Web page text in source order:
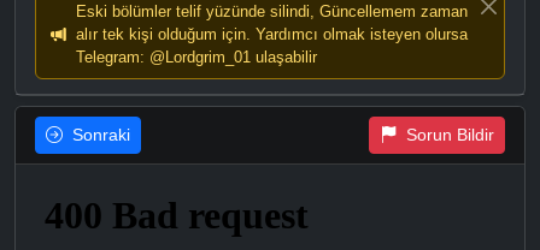
Eski bölümler telif yüzünde silindi, Güncellemem zaman
alır tek kişi olduğum için. Yardımcı olmak isteyen olursa
Telegram: @Lordgrim_01 ulaşabilir
Sonraki Sorun Bildir